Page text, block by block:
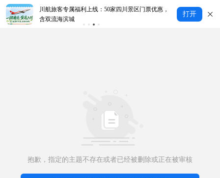
川航旅客专属福利上线：50家四川景区门票优惠，
含双流海滨城
国
打开
抱歉，指定的主题不存在或者已经被删除或正在被审核